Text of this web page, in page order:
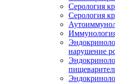
Серология
Серология
нарушение